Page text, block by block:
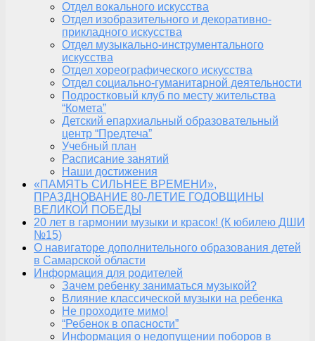
Отдел вокального искусства
Отдел изобразительного и декоративно-
прикладного искусства
Отдел музыкально-инструментального
искусства
Отдел хореографического искусства
Отдел социально-гуманитарной деятельности
Подростковый клуб по месту жительства
“Комета”
Детский епархиальный образовательный
центр “Предтеча”
Учебный план
Расписание занятий
Наши достижения
«ПАМЯТЬ СИЛЬНЕЕ ВРЕМЕНИ»,
ПРАЗДНОВАНИЕ 80-ЛЕТИЕ ГОДОВЩИНЫ
ВЕЛИКОЙ ПОБЕДЫ
20 лет в гармонии музыки и красок! (К юбилею ДШИ
№15)
О навигаторе дополнительного образования детей
в Самарской области
Информация для родителей
Зачем ребенку заниматься музыкой?
Влияние классической музыки на ребенка
Не проходите мимо!
“Ребенок в опасности”
Информация о недопущении поборов в